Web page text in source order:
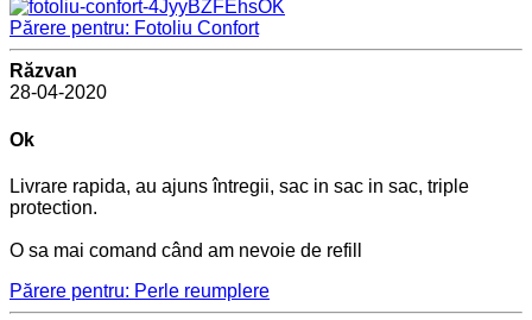
Părere pentru: Fotoliu Confort
Răzvan
28-04-2020
Ok
Livrare rapida, au ajuns întregii, sac in sac in sac, triple
protection.
O sa mai comand când am nevoie de refill
Părere pentru: Perle reumplere